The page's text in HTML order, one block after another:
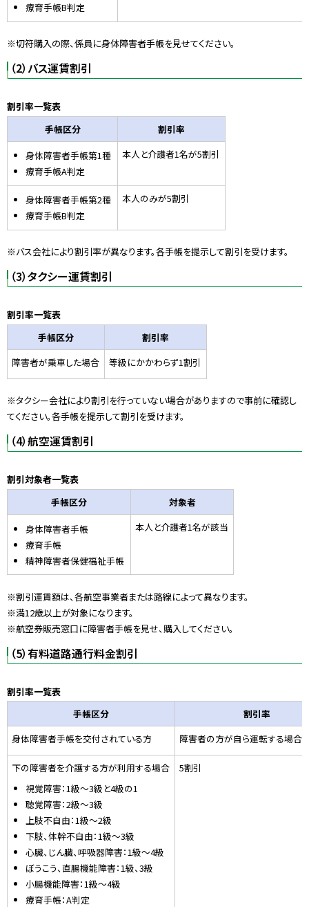
療育手帳B判定
※切符購入の際、係員に身体障害者手帳を見せてください。
（2）バス運賃割引
割引率一覧表
手帳区分
割引率
身体障害者手帳第1種
療育手帳A判定
本人と介護者1名が5割引
身体障害者手帳第2種
療育手帳B判定
本人のみが5割引
※バス会社により割引率が異なります。各手帳を提示して割引を受けます。
（3）タクシー運賃割引
割引率一覧表
手帳区分
割引率
障害者が乗車した場合
等級にかかわらず1割引
※タクシー会社により割引を行っていない場合がありますので事前に確認し
てください。各手帳を提示して割引を受けます。
（4）航空運賃割引
割引対象者一覧表
手帳区分
対象者
身体障害者手帳
療育手帳
精神障害者保健福祉手帳
本人と介護者1名が該当
※割引運賃額は、各航空事業者または路線によって異なります。
※満12歳以上が対象になります。
※航空券販売窓口に障害者手帳を見せ、購入してください。
（5）有料道路通行料金割引
割引率一覧表
手帳区分
割引率
身体障害者手帳を交付されている方
障害者の方が自ら運転する場合
下の障害者を介護する方が利用する場合
視覚障害：1級〜3級と4級の1
聴覚障害：2級〜3級
上肢不自由：1級〜2級
下肢、体幹不自由：1級〜3級
心臓、じん臓、呼吸器障害：1級〜4級
ぼうこう、直腸機能障害：1級、3級
小腸機能障害：1級〜4級
療育手帳：A判定
5割引